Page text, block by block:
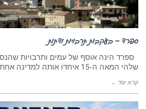
ספרד – בעקבות תרבויות ודתות
ספרד הינה אוסף של עמים ותרבויות
שלהי המאה ה-15 איחדו אותה למדינה אחת, שדומה לעתים כי
קרא עוד ←